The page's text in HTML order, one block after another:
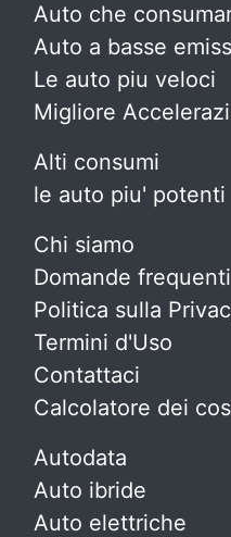
Auto che
Auto a basse
Le auto piu veloci
Migliore
Alti consumi
le auto piu' potenti
Chi siamo
Domande frequenti
Politica sulla
Termini d'Uso
Contattaci
Calcolatore dei
Autodata
Auto ibride
Auto elettriche